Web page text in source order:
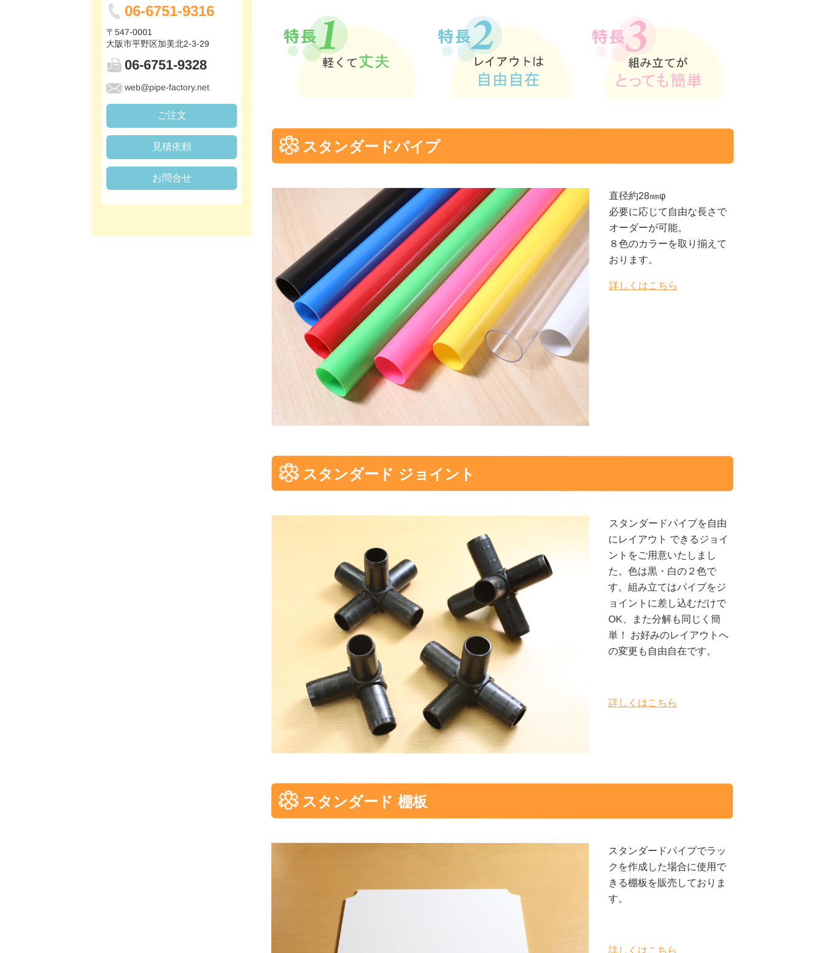
スタンダードパイプ
直径約28㎜φ
必要に応じて自由な長さで
オーダーが可能。
８色のカラーを取り揃えて
おります。
詳しくはこちら
スタンダード ジョイント
スタンダードパイプを自由
にレイアウト できるジョイ
ントをご用意いたしまし
た。色は黒・白の２色で
す。組み立てはパイプをジ
ョイントに差し込むだけで
OK、また分解も同じく簡
単！ お好みのレイアウトへ
の変更も自由自在です。
詳しくはこちら
スタンダード 棚板
スタンダードパイプでラッ
クを作成した場合に使用で
きる棚板を販売しておりま
す。
詳しくはこちら
06-6751-9316
〒547-0001
大阪市平野区加美北2-3-29
06-6751-9328
web@pipe-factory.net
ご注文
見積依頼
お問合せ